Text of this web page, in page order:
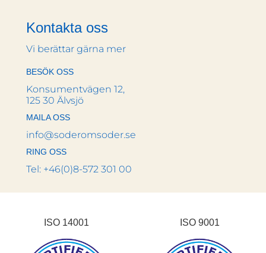
Kontakta oss
Vi berättar gärna mer
BESÖK OSS
Konsumentvägen 12,
125 30 Älvsjö
MAILA OSS
info@soderomsoder.se
RING OSS
Tel: +46(0)8-572 301 00
ISO 14001 ISO 9001